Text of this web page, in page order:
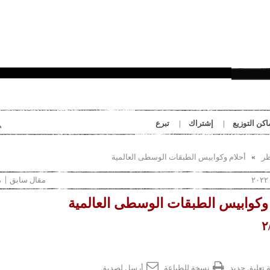
التوزيع إشتراك تبرع
أحلام وكوابيس الطبقات الوسطى العالمية
مقال سابق
وكوابيس الطبقات الوسطى العالمية
تعليق جديد نسخة للطباعة أرسل لصديق